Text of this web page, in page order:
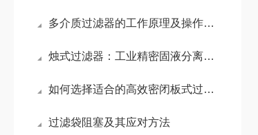
多介质过滤器的工作原理及操作日常维护
烛式过滤器：工业精密固液分离过滤设备解析
如何选择适合的高效密闭板式过滤器
过滤袋阻塞及其应对方法